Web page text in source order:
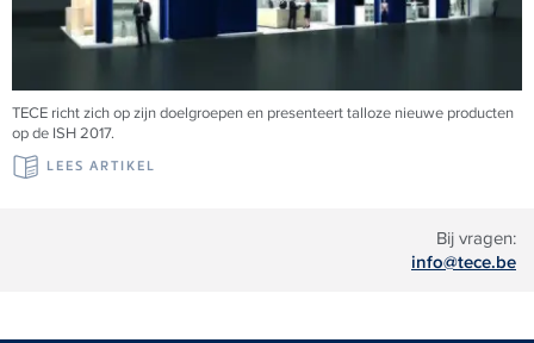
Bij vragen:
info@tece.be
TECE richt zich op zijn doelgroepen en presenteert talloze nieuwe producten
op de ISH 2017.
LEES ARTIKEL